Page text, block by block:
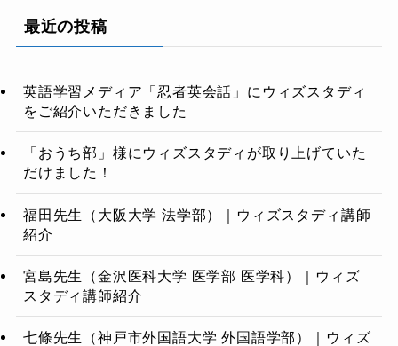
最近の投稿
英語学習メディア「忍者英会話」にウィズスタディ
をご紹介いただきました
「おうち部」様にウィズスタディが取り上げていた
だけました！
福田先生（大阪大学 法学部）｜ウィズスタディ講師
紹介
宮島先生（金沢医科大学 医学部 医学科）｜ウィズ
スタディ講師紹介
七條先生（神戸市外国語大学 外国語学部）｜ウィズ